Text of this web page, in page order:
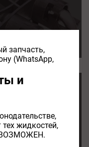
запчасть,
(WhatsApp,
и
жидкостей,